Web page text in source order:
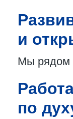
и
Мы рядом
по